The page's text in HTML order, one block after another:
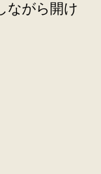
ながら開け